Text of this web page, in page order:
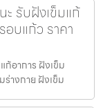
รับฝังเข็มแก้
อบแก้ว ราคา
อาการ ฝังเข็ม
ร่างกาย ฝังเข็ม